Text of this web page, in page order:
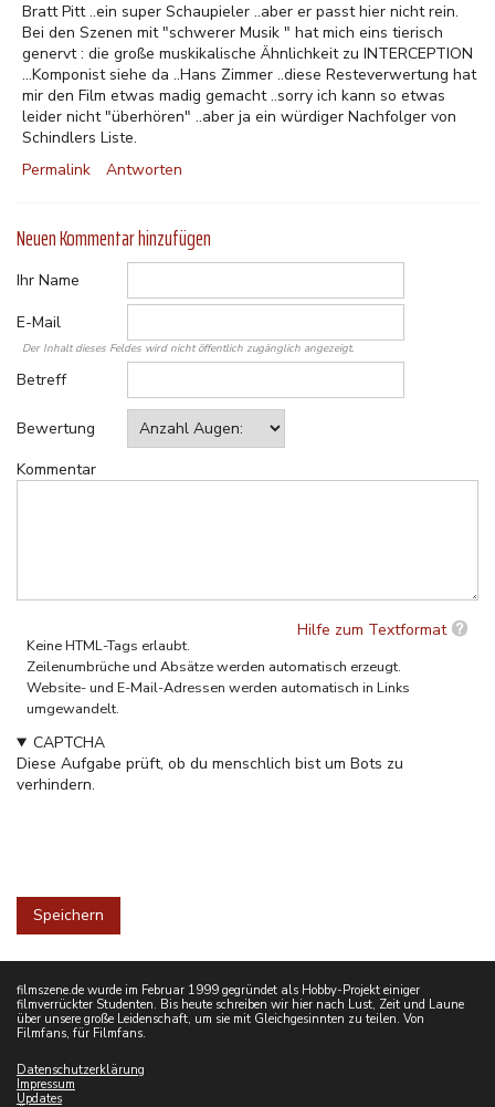
Bratt Pitt ..ein super Schaupieler ..aber er passt hier nicht rein.
Bei den Szenen mit "schwerer Musik " hat mich eins tierisch
genervt : die große muskikalische Ähnlichkeit zu INTERCEPTION
...Komponist siehe da ..Hans Zimmer ..diese Resteverwertung hat
mir den Film etwas madig gemacht ..sorry ich kann so etwas
leider nicht "überhören" ..aber ja ein würdiger Nachfolger von
Schindlers Liste.
Permalink
Antworten
Neuen Kommentar hinzufügen
Ihr Name
E-Mail
Der Inhalt dieses Feldes wird nicht öffentlich zugänglich angezeigt.
Betreff
Bewertung
Kommentar
Hilfe zum Textformat
Keine HTML-Tags erlaubt.
Zeilenumbrüche und Absätze werden automatisch erzeugt.
Website- und E-Mail-Adressen werden automatisch in Links
umgewandelt.
CAPTCHA
Diese Aufgabe prüft, ob du menschlich bist um Bots zu
verhindern.
filmszene.de wurde im Februar 1999 gegründet als Hobby-Projekt einiger
filmverrückter Studenten. Bis heute schreiben wir hier nach Lust, Zeit und Laune
über unsere große Leidenschaft, um sie mit Gleichgesinnten zu teilen. Von
Filmfans, für Filmfans.
Datenschutzerklärung
Impressum
Updates